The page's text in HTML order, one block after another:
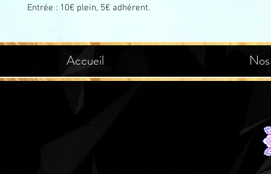
Entrée : 10€ plein, 5€ adhérent.
Accueil